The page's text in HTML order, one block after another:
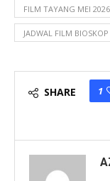
FILM TAYANG MEI 2026
JADWAL FILM BIOSKOP
SHARE 1